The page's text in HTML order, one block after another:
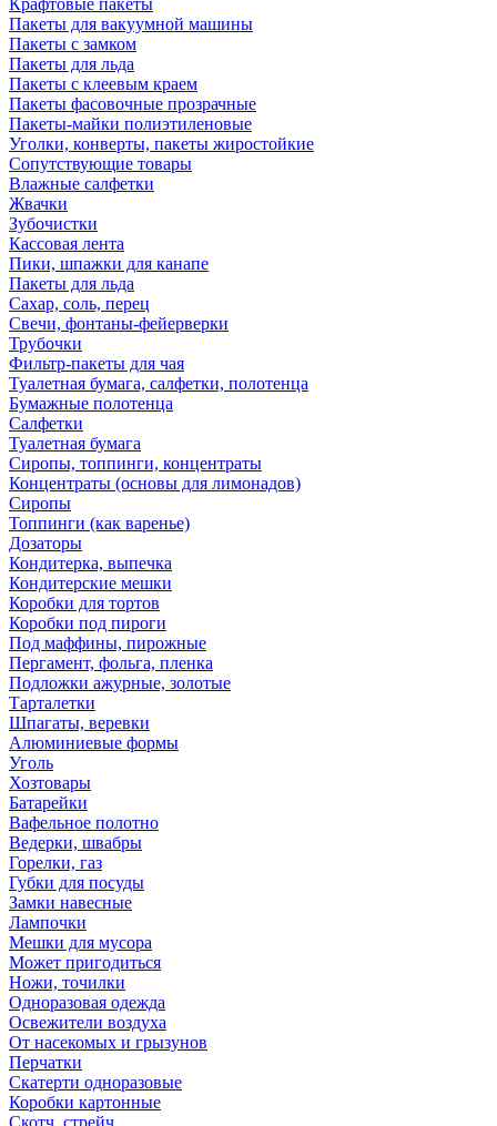
Крафтовые пакеты
Пакеты для вакуумной машины
Пакеты с замком
Пакеты для льда
Пакеты с клеевым краем
Пакеты фасовочные прозрачные
Пакеты-майки полиэтиленовые
Уголки, конверты, пакеты жиростойкие
Сопутствующие товары
Влажные салфетки
Жвачки
Зубочистки
Кассовая лента
Пики, шпажки для канапе
Пакеты для льда
Сахар, соль, перец
Свечи, фонтаны-фейерверки
Трубочки
Фильтр-пакеты для чая
Туалетная бумага, салфетки, полотенца
Бумажные полотенца
Салфетки
Туалетная бумага
Сиропы, топпинги, концентраты
Концентраты (основы для лимонадов)
Сиропы
Топпинги (как варенье)
Дозаторы
Кондитерка, выпечка
Кондитерские мешки
Коробки для тортов
Коробки под пироги
Под маффины, пирожные
Пергамент, фольга, пленка
Подложки ажурные, золотые
Тарталетки
Шпагаты, веревки
Алюминиевые формы
Уголь
Хозтовары
Батарейки
Вафельное полотно
Ведерки, швабры
Горелки, газ
Губки для посуды
Замки навесные
Лампочки
Мешки для мусора
Может пригодиться
Ножи, точилки
Одноразовая одежда
Освежители воздуха
От насекомых и грызунов
Перчатки
Скатерти одноразовые
Коробки картонные
Скотч, стрейч